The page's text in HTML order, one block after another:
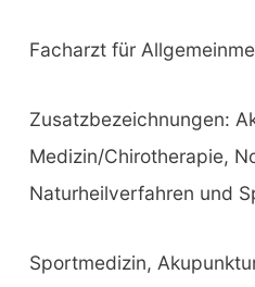
Facharzt für
Zusatzbezeichnungen:
Medizin/Chirotherapie,
Naturheilverfahren und
Sportmedizin,